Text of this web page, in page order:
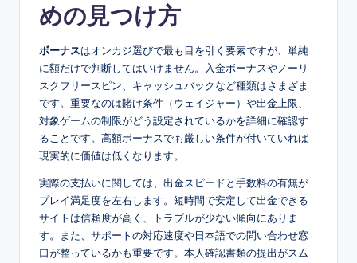
めの見つけ方
ボーナスはオンカジ選びで最も目を引く要素ですが、単純
に額だけで判断してはいけません。入金ボーナスやノーリ
スクフリースピン、キャッシュバックなど種類はさまざま
です。重要なのは賭け条件（ウェイジャー）や出金上限、
対象ゲームの制限がどう設定されているかを詳細に確認す
ることです。高額ボーナスでも厳しい条件が付いていれば
現実的に価値は低くなります。
実際の支払いに関しては、出金スピードと手数料の有無が
プレイ満足度を左右します。短時間で安定して出金できる
サイトは信頼度が高く、トラブルが少ない傾向にありま
す。また、サポートの対応速度や日本語での問い合わせ窓
口が整っているかも重要です。本人確認書類の提出がスム